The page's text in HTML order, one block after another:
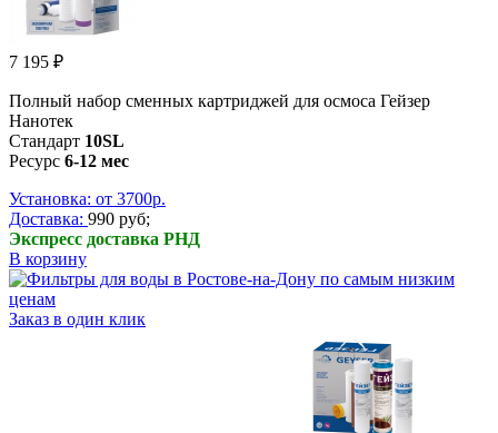
7 195 ₽
Полный набор сменных картриджей для осмоса Гейзер
Нанотек
Стандарт 10SL
Ресурс 6-12 мес
Установка: от 3700р.
Доставка: 990 руб;
Экспресс доставка РНД
В корзину
Заказ в один клик